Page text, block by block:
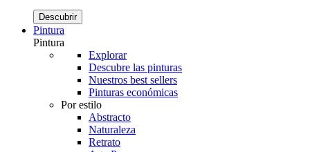
Descubrir
Pintura
Pintura
Explorar
Descubre las pinturas
Nuestros best sellers
Pinturas económicas
Por estilo
Abstracto
Naturaleza
Retrato